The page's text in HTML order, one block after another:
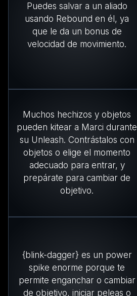
Puedes salvar a un aliado
usando Rebound en él, ya
que le da un bonus de
velocidad de movimiento.
Muchos hechizos y objetos
pueden kitear a Marci durante
su Unleash. Contrástalos con
objetos o elige el momento
adecuado para entrar, y
prepárate para cambiar de
objetivo.
{blink-dagger} es un power
spike enorme porque te
permite enganchar o cambiar
de objetivo, iniciar peleas o